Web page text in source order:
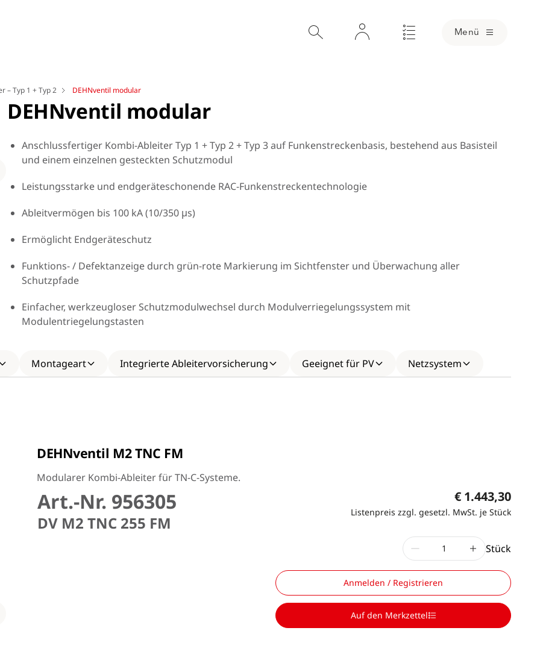
Menü
– Typ 1 + Typ 2 DEHNventil modular
DEHNventil modular
Anschlussfertiger Kombi-Ableiter Typ 1 + Typ 2 + Typ 3 auf Funkenstreckenbasis, bestehend aus Basisteil
und einem einzelnen gesteckten Schutzmodul
Leistungsstarke und endgeräteschonende RAC-Funkenstreckentechnologie
Ableitvermögen bis 100 kA (10/350 μs)
Ermöglicht Endgeräteschutz
Funktions- / Defektanzeige durch grün-rote Markierung im Sichtfenster und Überwachung aller
Schutzpfade
Einfacher, werkzeugloser Schutzmodulwechsel durch Modulverriegelungssystem mit
Modulentriegelungstasten
Montageart Integrierte Ableitervorsicherung Geeignet für PV Netzsystem
DEHNventil M2 TNC FM
Modularer Kombi-Ableiter für TN-C-Systeme.
Art.-Nr. 956305
DV M2 TNC 255 FM
Loading
€ 1.443,30
Listenpreis zzgl. gesetzl. MwSt. je Stück
Stück
Anmelden / Registrieren
Auf den Merkzettel